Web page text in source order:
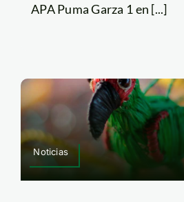
APA Puma Garza 1 en [...]
Noticias